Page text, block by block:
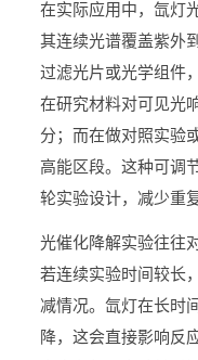
在实际应用中，氙灯
其连续光谱覆盖紫外
过滤光片或光学组件
在研究材料对可见光
分；而在做对照实验
高能区段。这种可调
轮实验设计，减少重
光催化降解实验往往
若连续实验时间较长
减情况。氙灯在长时
降，这会直接影响反